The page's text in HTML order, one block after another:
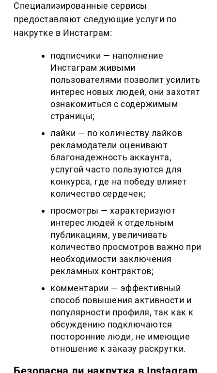
Специализированные сервисы
предоставляют следующие услуги по
накрутке в Инстаграм:
подписчики — наполнение
Инстаграм живыми
пользователями позволит усилить
интерес новых людей, они захотят
ознакомиться с содержимым
страницы;
лайки — по количеству лайков
рекламодатели оценивают
благонадежность аккаунта,
услугой часто пользуются для
конкурса, где на победу влияет
количество сердечек;
просмотры — характеризуют
интерес людей к отдельным
публикациям, увеличивать
количество просмотров важно при
необходимости заключения
рекламных контрактов;
комментарии — эффективный
способ повышения активности и
популярности профиля, так как к
обсуждению подключаются
посторонние люди, не имеющие
отношение к заказу раскрутки.